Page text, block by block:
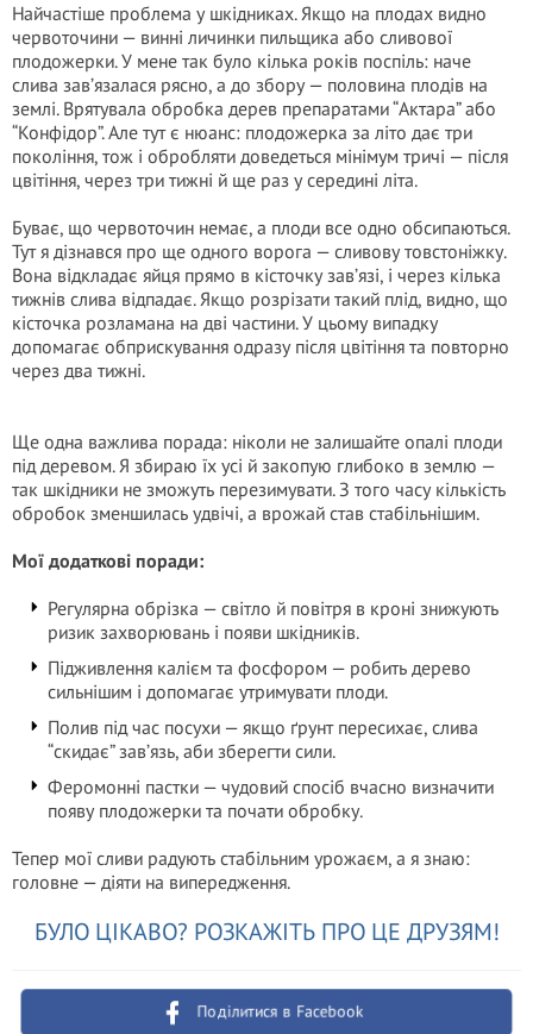
Найчастіше проблема у шкідниках. Якщо на плодах видно
червоточини — винні личинки пильщика або сливової
плодожерки. У мене так було кілька років поспіль: наче
слива зав’язалася рясно, а до збору — половина плодів на
землі. Врятувала обробка дерев препаратами “Актара” або
“Конфідор”. Але тут є нюанс: плодожерка за літо дає три
покоління, тож і обробляти доведеться мінімум тричі — після
цвітіння, через три тижні й ще раз у середині літа.
Буває, що червоточин немає, а плоди все одно обсипаються.
Тут я дізнався про ще одного ворога — сливову товстоніжку.
Вона відкладає яйця прямо в кісточку зав’язі, і через кілька
тижнів слива відпадає. Якщо розрізати такий плід, видно, що
кісточка розламана на дві частини. У цьому випадку
допомагає обприскування одразу після цвітіння та повторно
через два тижні.
Ще одна важлива порада: ніколи не залишайте опалі плоди
під деревом. Я збираю їх усі й закопую глибоко в землю —
так шкідники не зможуть перезимувати. З того часу кількість
обробок зменшилась удвічі, а врожай став стабільнішим.
Мої додаткові поради:
Регулярна обрізка — світло й повітря в кроні знижують
ризик захворювань і появи шкідників.
Підживлення калієм та фосфором — робить дерево
сильнішим і допомагає утримувати плоди.
Полив під час посухи — якщо ґрунт пересихає, слива
“скидає” зав’язь, аби зберегти сили.
Феромонні пастки — чудовий спосіб вчасно визначити
появу плодожерки та почати обробку.
Тепер мої сливи радують стабільним урожаєм, а я знаю:
головне — діяти на випередження.
БУЛО ЦІКАВО? РОЗКАЖІТЬ ПРО ЦЕ ДРУЗЯМ!
Поділитися в Facebook